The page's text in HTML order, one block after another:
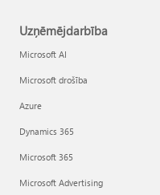
Uzņēmējdarbība
Microsoft AI
Microsoft drošība
Azure
Dynamics 365
Microsoft 365
Microsoft Advertising